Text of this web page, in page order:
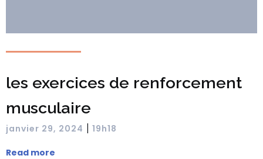
les exercices de renforcement
musculaire
janvier 29, 2024 19h18
Read more